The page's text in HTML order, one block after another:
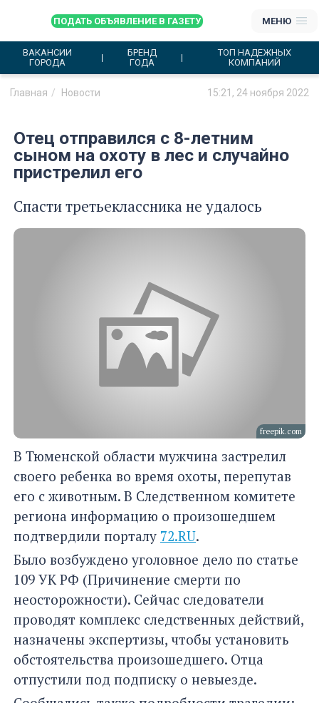
ПОДАТЬ ОБЪЯВЛЕНИЕ В ГАЗЕТУ МЕНЮ
ВАКАНСИИ
ГОРОДА
БРЕНД
ГОДА
ТОП НАДЕЖНЫХ
КОМПАНИЙ
Главная Новости 15:21, 24 ноября 2022
Отец отправился с 8-летним
сыном на охоту в лес и случайно
пристрелил его
Спасти третьеклассника не удалось
freepik.com
В Тюменской области мужчина застрелил
своего ребенка во время охоты, перепутав
его с животным. В Следственном комитете
региона информацию о произошедшем
подтвердили порталу 72.RU.
Было возбуждено уголовное дело по статье
109 УК РФ (Причинение смерти по
неосторожности). Сейчас следователи
проводят комплекс следственных действий,
назначены экспертизы, чтобы установить
обстоятельства произошедшего. Отца
отпустили под подписку о невыезде.